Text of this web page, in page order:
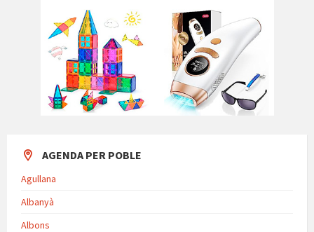
AGENDA PER POBLE
Agullana
Albanyà
Albons